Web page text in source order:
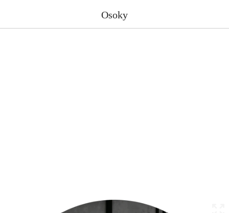
Osoky